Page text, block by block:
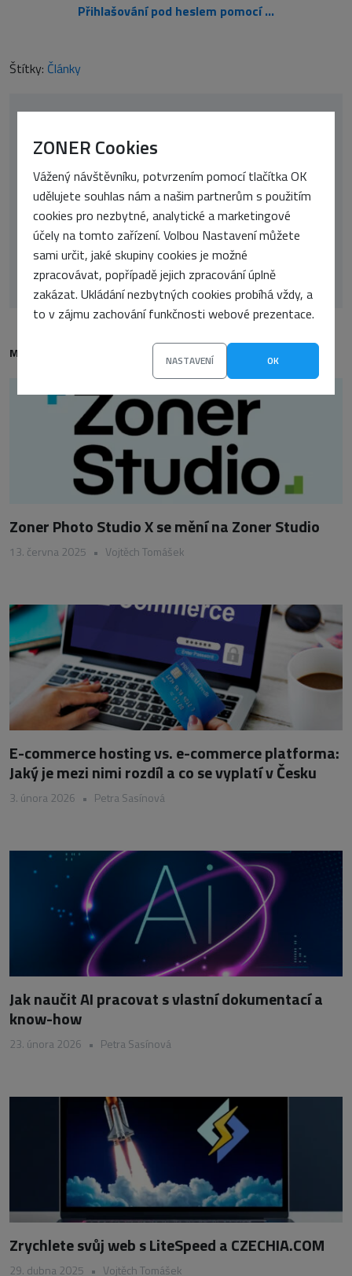
ZONER Cookies
Vážený návštěvníku, potvrzením pomocí tlačítka OK
udělujete souhlas nám a našim partnerům s použitím
cookies pro nezbytné, analytické a marketingové
účely na tomto zařízení. Volbou Nastavení můžete
sami určit, jaké skupiny cookies je možné
zpracovávat, popřípadě jejich zpracování úplně
zakázat. Ukládání nezbytných cookies probíhá vždy, a
to v zájmu zachování funkčnosti webové prezentace.
NASTAVENÍ OK
Přihlašování pod heslem pomocí FLASH
Štítky: Články
Vojta Sláma
MOHLO BY VÁS TAKÉ ZAJÍMAT
Zoner Photo Studio X se mění na Zoner Studio
13. června 2025 • Vojtěch Tomášek
E-commerce hosting vs. e-commerce platforma:
Jaký je mezi nimi rozdíl a co se vyplatí v Česku
3. února 2026 • Petra Sasínová
Jak naučit AI pracovat s vlastní dokumentací a
know-how
23. února 2026 • Petra Sasínová
Zrychlete svůj web s LiteSpeed a CZECHIA.COM
29. dubna 2025 • Vojtěch Tomášek